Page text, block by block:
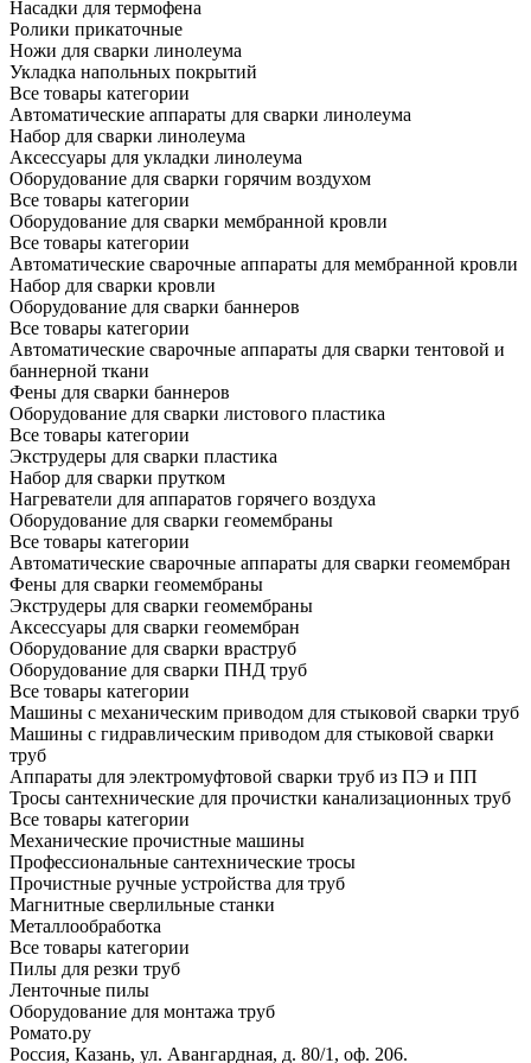
Насадки для термофена
Ролики прикаточные
Ножи для сварки линолеума
Укладка напольных покрытий
Все товары категории
Автоматические аппараты для сварки линолеума
Набор для сварки линолеума
Аксессуары для укладки линолеума
Оборудование для сварки горячим воздухом
Все товары категории
Оборудование для сварки мембранной кровли
Все товары категории
Автоматические сварочные аппараты для мембранной кровли
Набор для сварки кровли
Оборудование для сварки баннеров
Все товары категории
Автоматические сварочные аппараты для сварки тентовой и
баннерной ткани
Фены для сварки баннеров
Оборудование для сварки листового пластика
Все товары категории
Экструдеры для сварки пластика
Набор для сварки прутком
Нагреватели для аппаратов горячего воздуха
Оборудование для сварки геомембраны
Все товары категории
Автоматические сварочные аппараты для сварки геомембран
Фены для сварки геомембраны
Экструдеры для сварки геомембраны
Аксессуары для сварки геомембран
Оборудование для сварки враструб
Оборудование для сварки ПНД труб
Все товары категории
Машины с механическим приводом для стыковой сварки труб
Машины с гидравлическим приводом для стыковой сварки
труб
Аппараты для электромуфтовой сварки труб из ПЭ и ПП
Тросы сантехнические для прочистки канализационных труб
Все товары категории
Механические прочистные машины
Профессиональные сантехнические тросы
Прочистные ручные устройства для труб
Магнитные сверлильные станки
Металлообработка
Все товары категории
Пилы для резки труб
Ленточные пилы
Оборудование для монтажа труб
Ромато.ру
Россия, Казань, ул. Авангардная, д. 80/1, оф. 206.